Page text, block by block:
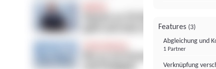
Features (3)
Abgleichung und
1 Partner
Verknüpfung